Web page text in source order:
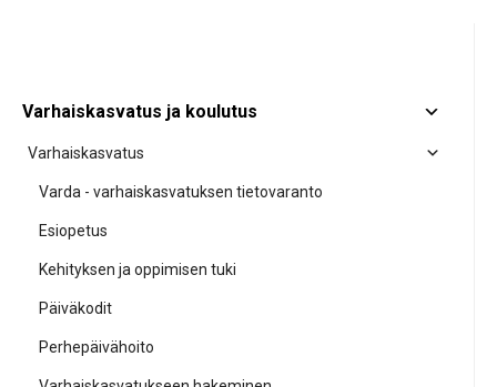
Varhaiskasvatus ja koulutus
Varhaiskasvatus
Varda - varhaiskasvatuksen tietovaranto
Esiopetus
Kehityksen ja oppimisen tuki
Päiväkodit
Perhepäivähoito